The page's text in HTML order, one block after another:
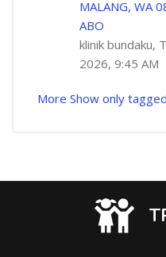
MALANG, WA
ABO
klinik bundaku,
2026, 9:45 AM
More Show only